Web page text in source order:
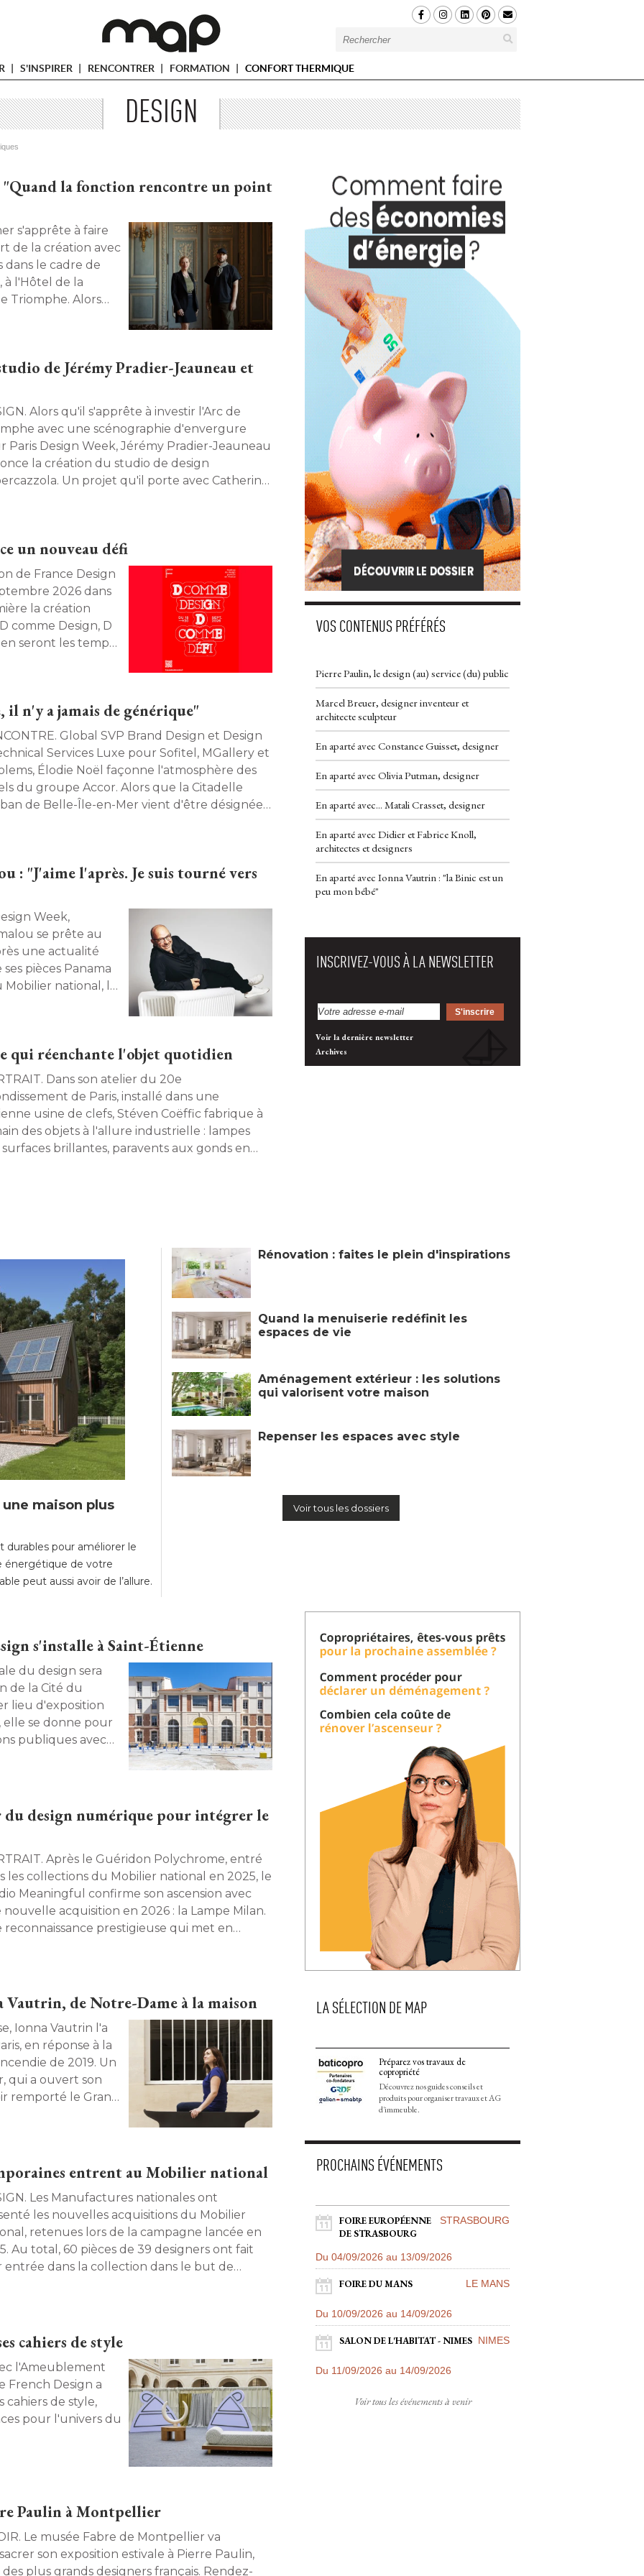
S'INSPIRER RENCONTRER FORMATION CONFORT THERMIQUE
DESIGN
"Quand la fonction rencontre un point
de la création avec
le cadre de
à l'Hôtel de la
Triomphe. Alors
cette nouvelle
de Jérémy Pradier-Jeauneau et
à investir l'Arc de
avec une scénographie d'envergure
Paris Design Week, Jérémy Pradier-Jeauneau
la création du studio de design
Un projet qu'il porte avec Catherine
un nouveau défi
2026 dans
la création
comme Design, D
seront les temps
il n'y a jamais de générique"
Global SVP Brand Design et Design
Services Luxe pour Sofitel, MGallery et
Élodie Noël façonne l'atmosphère des
du groupe Accor. Alors que la Citadelle
de Belle-Île-en-Mer vient d'être désignée
un métier discret. La lecture d'un lieu
aux designers, et la tension permanente
l'air du temps et la durée sont constamment
: "J'aime l'après. Je suis tourné vers
se prête au
une actualité
pièces Panama
Mobilier national, le
de sa pratique.
qui réenchante l'objet quotidien
son atelier du 20e
de Paris, installé dans une
usine de clefs, Stéven Coëffic fabrique à
des objets à l'allure industrielle : lampes
surfaces brillantes, paravents aux gonds en
VOS CONTENUS PRÉFÉRÉS
Pierre Paulin, le design (au) service (du) public
Marcel Breuer, designer inventeur et
architecte sculpteur
En aparté avec Constance Guisset, designer
En aparté avec Olivia Putman, designer
En aparté avec... Matali Crasset, designer
En aparté avec Didier et Fabrice Knoll,
architectes et designers
En aparté avec Ionna Vautrin : "la Binic est un
peu mon bébé"
INSCRIVEZ-VOUS À LA NEWSLETTER
Voir la dernière newsletter
Archives
maison plus
durables pour améliorer le
énergétique de votre
peut aussi avoir de l’allure.
Rénovation : faites le plein d'inspirations
Quand la menuiserie redéfinit les
espaces de vie
Aménagement extérieur : les solutions
qui valorisent votre maison
Repenser les espaces avec style
Voir tous les dossiers
s'installe à Saint-Étienne
de la Cité du
lieu d'exposition
elle se donne pour
publiques avec
design numérique pour intégrer le
le Guéridon Polychrome, entré
les collections du Mobilier national en 2025, le
Meaningful confirme son ascension avec
nouvelle acquisition en 2026 : la Lampe Milan.
reconnaissance prestigieuse qui met en
Vautrin, de Notre-Dame à la maison
en réponse à la
de 2019. Un
qui a ouvert son
remporté le Grand
pour l'universentrent au Mobilier national
nationales ont
les nouvelles acquisitions du Mobilier
retenues lors de la campagne lancée en
Au total, 60 pièces de 39 designers ont fait
entrée dans la collection dans le but de
cahiers de style
French Design a
cahiers de style,
pour l'univers du
Paulin à Montpellier
de Montpellier va
son exposition estivale à Pierre Paulin,
des plus grands designers français. Rendez-
LA SÉLECTION DE MAP
Préparez vos travaux de
copropriété
Découvrez nos guides conseils et
produits pour organiser travaux et AG
d'immeuble.
PROCHAINS ÉVÉNEMENTS
FOIRE EUROPÉENNE
DE STRASBOURG
STRASBOURG
Du 04/09/2026 au 13/09/2026
FOIRE DU MANS LE MANS
Du 10/09/2026 au 14/09/2026
SALON DE L'HABITAT - NIMES NIMES
Du 11/09/2026 au 14/09/2026
Voir tous les événements à venir